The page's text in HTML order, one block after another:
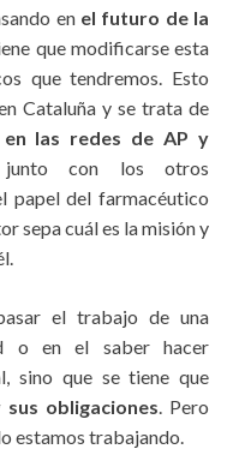
en el futuro de la
que modificarse esta
que tendremos. Esto
Cataluña y se trata de
las redes de AP y
con los otros
papel del farmacéutico
sepa cuál es la misión y
el trabajo de una
o en el saber hacer
sino que se tiene que
obligaciones . Pero
estamos trabajando.